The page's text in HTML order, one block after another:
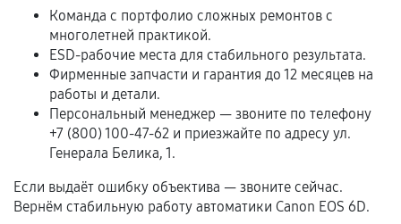
Обращение после окончания гарантийного
срока.
Программные сбои, если это не указано в
отдельных условиях.
Если комплектующие куплены
самостоятельно
Гарантия на выполненные работы может
Команда с портфолио сложных ремонтов с
многолетней практикой.
ESD-рабочие места для стабильного результата.
Фирменные запчасти и гарантия до 12 месяцев на
работы и детали.
Персональный менеджер — звоните по телефону
+7 (800) 100-47-62 и приезжайте по адресу ул.
Генерала Белика, 1.
Если выдаёт ошибку объектива — звоните сейчас.
Вернём стабильную работу автоматики Canon EOS 6D.